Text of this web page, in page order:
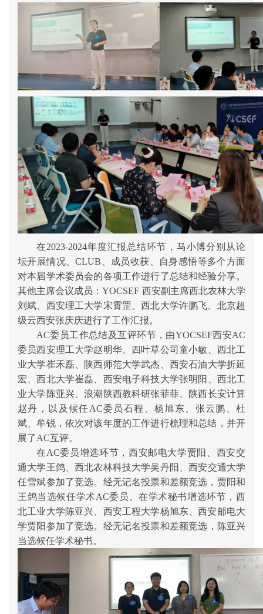
在2023-2024年度汇报总结环节， 马小博分别从论
坛开展情况、CLUB、 成员收获、自身感悟等多个方面
对本届学术委员会的各项工作进行了总结和经验分享。
其他主席会议成员 ：YOCSEF 西安副主席西北农林大学
刘斌、西安理工大学宋霄罡、西北大学许鹏飞、 北京超
级云西安张庆庆进行了工作汇报。
AC委员工作总结及互评环节，由YOCSEF西安AC
委员西安理工大学赵明华、四叶草公司 童小敏
西北工
业大学崔禾磊
陕西师范大学武杰
西安石油大学折延
宏 、西北大学崔磊、西安电子科技大学张明阳、西北工
业大学陈亚兴、浪潮陕西教科研张菲菲、
陕西长安计算
赵丹 ， 以及候任AC委员 石程、杨旭东、张云鹏、杜
斌、牟锐，依次对该年度的工作进行梳理和总结，并开
展了AC互评。
在AC委员增选环节，西安邮电大学贾阳、 西安交
通大学王鸽、西北农林科技大学吴丹阳 、西安交通大学
任雪斌参加了竞选。经无记名投票和差额竞选， 贾阳和
王鸽当选候任学术AC委员 。在学术秘书增选环节，西
北工业大学陈亚兴、西安工程大学杨旭东、西安邮电大
学贾阳 参加了竞选。经无记名投票和差额竞选 ， 陈亚兴
当选候任学术秘书。